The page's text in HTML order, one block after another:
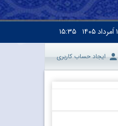
۱۵:۳۵
ایجاد حساب کاربری